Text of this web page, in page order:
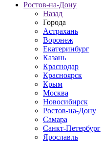
Ростов-на-Дону
Назад
Города
Астрахань
Воронеж
Екатеринбург
Казань
Краснодар
Красноярск
Крым
Москва
Новосибирск
Ростов-на-Дону
Самара
Санкт-Петербург
Ярославль